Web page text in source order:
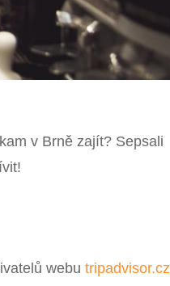
v Brně zajít? Sepsali
webutripadvisor.cz